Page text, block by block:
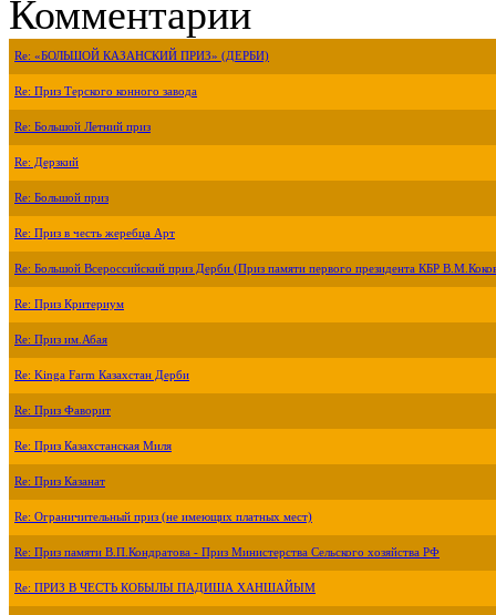
Комментарии
Re: «БОЛЬШОЙ КАЗАНСКИЙ ПРИЗ» (ДЕРБИ)
Re: Приз Терского конного завода
Re: Большой Летний приз
Re: Дерзкий
Re: Большой приз
Re: Приз в честь жеребца Арт
Re: Большой Всероссийский приз Дерби (Приз памяти первого президента КБР
Re: Приз Критериум
Re: Приз им.Абая
Re: Kinga Farm Казахстан Дерби
Re: Приз Фаворит
Re: Приз Казахстанская Миля
Re: Приз Казанат
Re: Ограничительный приз (не имеющих платных мест)
Re: Приз памяти В.П.Кондратова - Приз Министерства Сельского хозяйства РФ
Re: ПРИЗ В ЧЕСТЬ КОБЫЛЫ ПАДИША ХАНШАЙЫМ